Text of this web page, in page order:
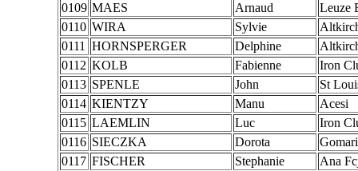
0109 MAES Arnaud
Leuze
0110 WIRA Sylvie
0111
HORNSPERGER Delphine
0112 KOLB Fabienne
Iron
0113 SPENLE John
St
0114 KIENTZY Manu
Acesi
0115 LAEMLIN Luc
Iron
0116 SIECZKA Dorota
0117 FISCHER Stephanie
Ana